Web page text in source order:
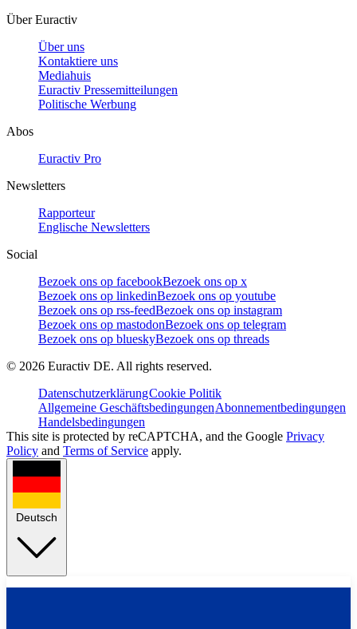
Über Euractiv
Über uns
Kontaktiere uns
Mediahuis
Euractiv Pressemitteilungen
Politische Werbung
Abos
Euractiv Pro
Newsletters
Rapporteur
Englische Newsletters
Social
Bezoek ons op facebookBezoek ons op x
Bezoek ons op linkedinBezoek ons op youtube
Bezoek ons op rss-feedBezoek ons op instagram
Bezoek ons op mastodonBezoek ons op telegram
Bezoek ons op blueskyBezoek ons op threads
© 2026 Euractiv DE. All rights reserved.
DatenschutzerklärungCookie Politik
Allgemeine GeschäftsbedingungenAbonnementbedingungen
Handelsbedingungen
This site is protected by reCAPTCHA, and the Google Privacy
Policy and Terms of Service apply.
Deutsch